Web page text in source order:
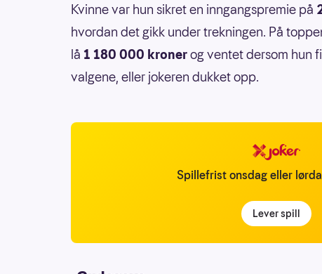
Kvinne var hun sikret en inngangspremie på
hvordan det gikk under trekningen. På
lå 1 180 000 kronerog ventet dersom hun
valgene, eller jokeren dukket opp.
Spillefrist onsdag eller
Lever spill